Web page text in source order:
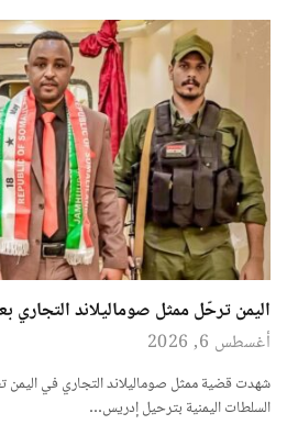
اليمن ترحّل ممثل صوماليلاند التجاري
أغسطس 6, 2026
شهدت قضية ممثل صوماليلاند التجاري في اليمن
السلطات اليمنية بترحيل إدريس…